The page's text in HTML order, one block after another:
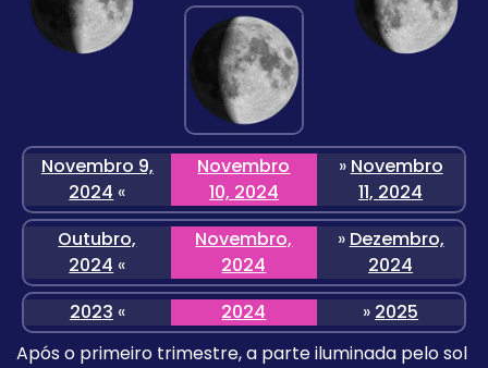
Novembro 9,
2024 «
Novembro
10, 2024
» Novembro
11, 2024
Outubro,
2024 «
Novembro,
2024
» Dezembro,
2024
2023 « 2024 » 2025
Após o primeiro trimestre, a parte iluminada pelo sol